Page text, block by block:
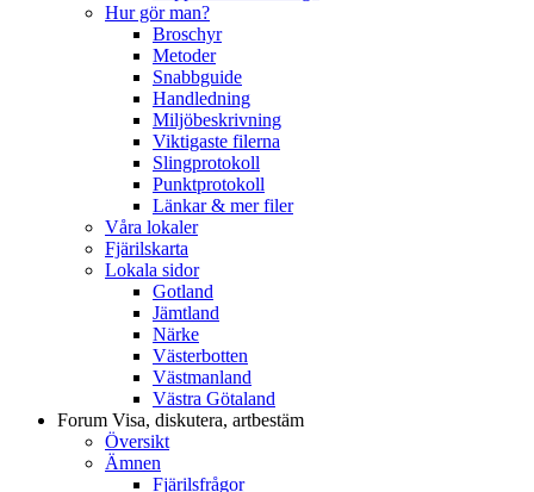
Hur gör man?
Broschyr
Metoder
Snabbguide
Handledning
Miljöbeskrivning
Viktigaste filerna
Slingprotokoll
Punktprotokoll
Länkar & mer filer
Våra lokaler
Fjärilskarta
Lokala sidor
Gotland
Jämtland
Närke
Västerbotten
Västmanland
Västra Götaland
Forum Visa, diskutera, artbestäm
Översikt
Ämnen
Fjärilsfrågor